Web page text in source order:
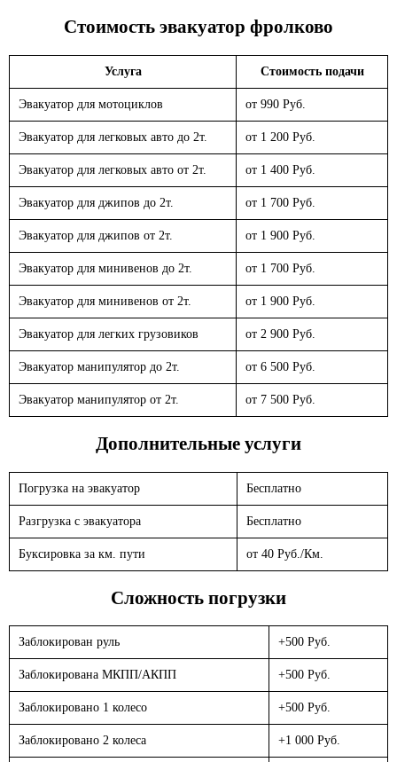
Стоимость эвакуатор фролково
Услуга Стоимость подачи
Эвакуатор для мотоциклов от 990 Руб.
Эвакуатор для легковых авто до 2т. от 1 200 Руб.
Эвакуатор для легковых авто от 2т. от 1 400 Руб.
Эвакуатор для джипов до 2т. от 1 700 Руб.
Эвакуатор для джипов от 2т. от 1 900 Руб.
Эвакуатор для минивенов до 2т. от 1 700 Руб.
Эвакуатор для минивенов от 2т. от 1 900 Руб.
Эвакуатор для легких грузовиков от 2 900 Руб.
Эвакуатор манипулятор до 2т. от 6 500 Руб.
Эвакуатор манипулятор от 2т. от 7 500 Руб.
Дополнительные услуги
Погрузка на эвакуатор Бесплатно
Разгрузка с эвакуатора Бесплатно
Буксировка за км. пути от 40 Руб./Км.
Сложность погрузки
Заблокирован руль +500 Руб.
Заблокирована МКПП/АКПП +500 Руб.
Заблокировано 1 колесо +500 Руб.
Заблокировано 2 колеса +1 000 Руб.